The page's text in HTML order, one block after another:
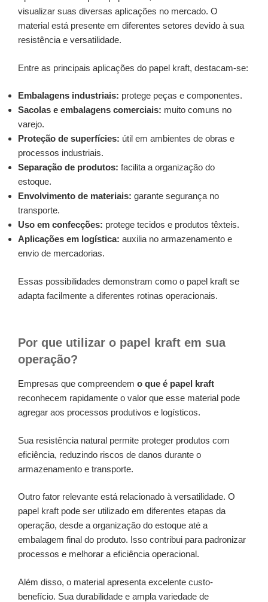
visualizar suas diversas aplicações no mercado. O
material está presente em diferentes setores devido à sua
resistência e versatilidade.
Entre as principais aplicações do papel kraft, destacam-se:
Embalagens industriais: protege peças e componentes.
Sacolas e embalagens comerciais: muito comuns no
varejo.
Proteção de superfícies: útil em ambientes de obras e
processos industriais.
Separação de produtos: facilita a organização do
estoque.
Envolvimento de materiais: garante segurança no
transporte.
Uso em confecções: protege tecidos e produtos têxteis.
Aplicações em logística: auxilia no armazenamento e
envio de mercadorias.
Essas possibilidades demonstram como o papel kraft se
adapta facilmente a diferentes rotinas operacionais.
Por que utilizar o papel kraft em sua
operação?
Empresas que compreendem o que é papel kraft
reconhecem rapidamente o valor que esse material pode
agregar aos processos produtivos e logísticos.
Sua resistência natural permite proteger produtos com
eficiência, reduzindo riscos de danos durante o
armazenamento e transporte.
Outro fator relevante está relacionado à versatilidade. O
papel kraft pode ser utilizado em diferentes etapas da
operação, desde a organização do estoque até a
embalagem final do produto. Isso contribui para padronizar
processos e melhorar a eficiência operacional.
Além disso, o material apresenta excelente custo-
benefício. Sua durabilidade e ampla variedade de